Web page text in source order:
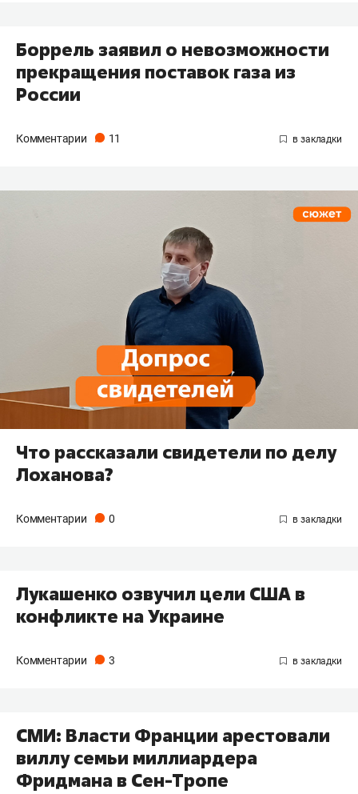
Боррель заявил о невозможности
прекращения поставок газа из
России
Комментарии 11
Что рассказали свидетели по делу
Лоханова?
Комментарии 0
Лукашенко озвучил цели США в
конфликте на Украине
Комментарии 3
СМИ: Власти Франции арестовали
виллу семьи миллиардера
Фридмана в Сен-Тропе